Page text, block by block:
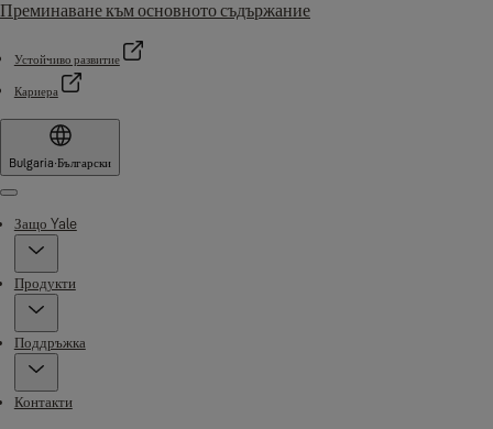
Преминаване към основното съдържание
Устойчиво развитие
Кариера
Bulgaria·Български
Menu
Защо Yale
Продукти
Поддръжка
Контакти